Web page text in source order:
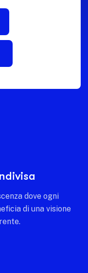
dove ogni
di una visione